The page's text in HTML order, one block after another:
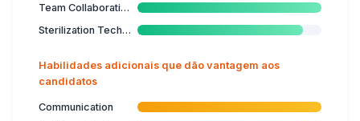
Team Collaboration
Sterilization Techniques
Habilidades adicionais que dão vantagem aos
candidatos
Communication